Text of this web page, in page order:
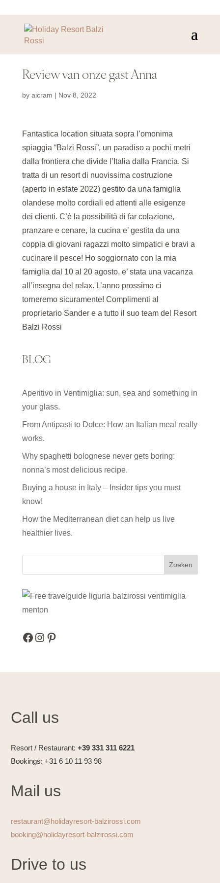
Review van onze gast Anna
by aicram | Nov 8, 2022
Fantastica location situata sopra l’omonima
spiaggia “Balzi Rossi”, un paradiso a pochi metri
dalla frontiera che divide l’Italia dalla Francia. Si
tratta di un resort di nuovissima costruzione
(aperto in estate 2022) gestito da una famiglia
olandese molto cordiali ed attenti alle esigenze
dei clienti. C’è la possibilità di far colazione,
pranzare e cenare, la cucina e’ gestita da una
coppia di giovani ragazzi molto simpatici e bravi a
cucinare il pesce! Ho soggiornato con la mia
famiglia dal 10 al 20 agosto, e’ stata una vacanza
all’insegna del relax. L’anno prossimo ci
torneremo sicuramente! Complimenti al
proprietario Sander e a tutto il suo team del Resort
Balzi Rossi
BLOG
Aperitivo in Ventimiglia: sun, sea and something in
your glass.
From Antipasti to Dolce: How an Italian meal really
works.
Why spaghetti bolognese never gets boring:
nonna’s most delicious recipe.
Buying a house in Italy – Insider tips you must
know!
How the Mediterranean diet can help us live
healthier lives.
Zoeken
Facebook
Instagram
Pinterest
Call us
Resort / Restaurant:+39 331 311 6221
Bookings: +31 6 10 11 93 98
Mail us
restaurant@holidayresort-balzirossi.com
booking@holidayresort-balzirossi.com
Drive to us